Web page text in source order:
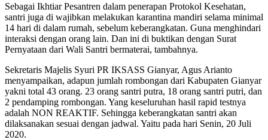
Sebagai Ikhtiar Pesantren dalam penerapan Protokol Kesehatan,
santri juga di wajibkan melakukan karantina mandiri selama minimal
14 hari di dalam rumah, sebelum keberangkatan. Guna menghindari
interaksi dengan orang lain. Dan ini di buktikan dengan Surat
Pernyataan dari Wali Santri bermaterai, tambahnya.
Sekretaris Majelis Syuri PR IKSASS Gianyar, Agus Arianto
menyampaikan, adapun jumlah rombongan dari Kabupaten Gianyar
yakni total 43 orang. 23 orang santri putra, 18 orang santri putri, dan
2 pendamping rombongan. Yang keseluruhan hasil rapid testnya
adalah NON REAKTIF. Sehingga keberangkatan santri akan
dilaksanakan sesuai dengan jadwal. Yaitu pada hari Senin, 20 Juli
2020.